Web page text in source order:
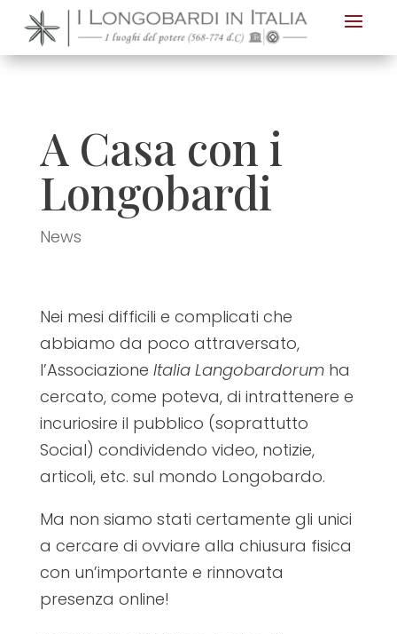
Nota:
questo
sito
sistema
accessibilità.
A Casa con i
Longobardi
News
Nei mesi difficili e complicati che
abbiamo da poco attraversato,
l’Associazione Italia Langobardorumha
cercato, come poteva, di intrattenere e
incuriosire il pubblico (soprattutto
Social) condividendo video, notizie,
articoli, etc. sul mondo Longobardo.
Ma non siamo stati certamente gli unici
a cercare di ovviare alla chiusura fisica
con un’importante e rinnovata
presenza online!